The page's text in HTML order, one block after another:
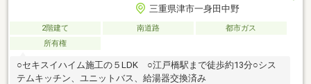
三重県津市一身田中野
2階建て 南道路
都市ガス
所有権
○セキスイハイム施工の５LDK ○江戸橋駅まで徒歩約13分○シス
テムキッチン、ユニットバス、給湯器交換済み